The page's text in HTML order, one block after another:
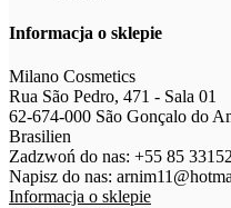
Informacja o sklepie
Milano Cosmetics
Rua São Pedro, 471 - Sala 01
62-674-000 São Gonçalo do
Brasilien
Zadzwoń do nas: +55 85
Napisz do nas:
Informacja o sklepie